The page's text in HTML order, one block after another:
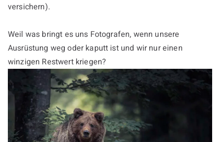
versichern).
Weil was bringt es uns Fotografen, wenn unsere
Ausrüstung weg oder kaputt ist und wir nur einen
winzigen Restwert kriegen?